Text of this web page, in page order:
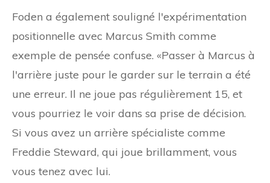
Foden a également souligné l'expérimentation
positionnelle avec Marcus Smith comme
exemple de pensée confuse. «Passer à Marcus à
l'arrière juste pour le garder sur le terrain a été
une erreur. Il ne joue pas régulièrement 15, et
vous pourriez le voir dans sa prise de décision.
Si vous avez un arrière spécialiste comme
Freddie Steward, qui joue brillamment, vous
vous tenez avec lui.